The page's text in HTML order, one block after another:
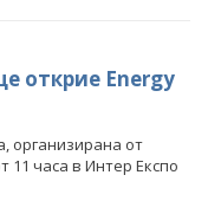
открие Energy
организирана от
11 часа в Интер Експо